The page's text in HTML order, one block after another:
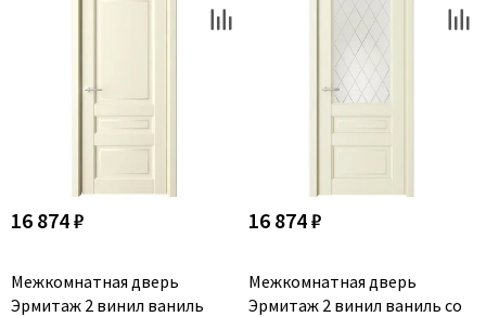
16 874 ₽
Межкомнатная дверь
Эрмитаж 2 винил ваниль
16 874 ₽
Межкомнатная дверь
Эрмитаж 2 винил ваниль со